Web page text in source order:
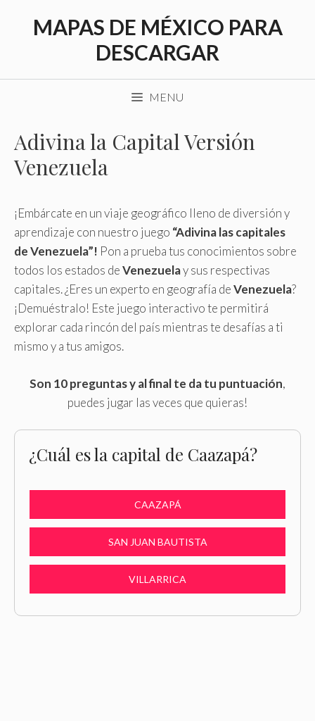
MAPAS DE MÉXICO PARA
DESCARGAR
MENU
Adivina la Capital Versión
Venezuela
¡Embárcate en un viaje geográfico lleno de diversión y
aprendizaje con nuestro juego “Adivina las capitales
de Venezuela”! Pon a prueba tus conocimientos sobre
todos los estados deVenezuelay sus respectivas
capitales. ¿Eres un experto en geografía deVenezuela?
¡Demuéstralo! Este juego interactivo te permitirá
explorar cada rincón del país mientras te desafías a ti
mismo y a tus amigos.
Son 10 preguntas y al final te da tu puntuación,
puedes jugar las veces que quieras!
¿Cuál es la capital de Caazapá?
CAAZAPÁ
SAN JUAN BAUTISTA
VILLARRICA